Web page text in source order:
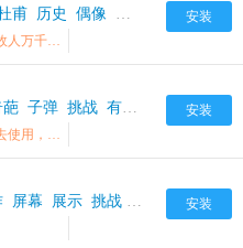
安装
甫 历史 偶像 卡牌养成 角色类
旗舰级绝美国风，醉桃源故人万千，皆盼使君赴任
安装
葩 子弹 挑战 有趣 角色
各种非常奇葩的武器让你去使用，大量的游戏关卡让你去挑战
安装
屏幕 展示 挑战 激情 点击 爽快